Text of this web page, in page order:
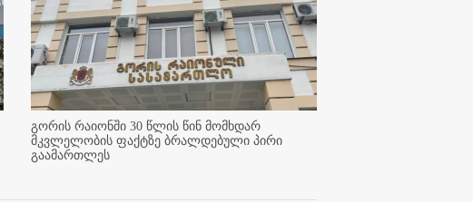
გორის რაიონში 30 წლის წინ მომხდარ
მკვლელობის ფაქტზე ბრალდებული პირი
გაამართლეს